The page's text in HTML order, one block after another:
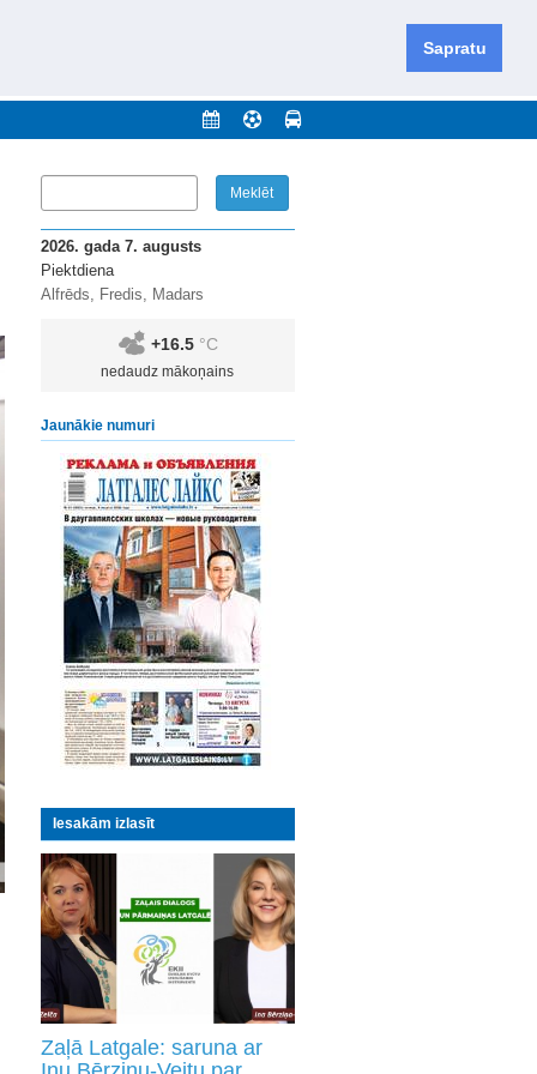
Sapratu
novadu un apkārtējos novadus un pilsētas.
2026. gada 7. augusts
Piektdiena
Alfrēds, Fredis, Madars
+16.5 °C
nedaudz mākoņains
Jaunākie numuri
Iesakām izlasīt
Zaļā Latgale: saruna ar